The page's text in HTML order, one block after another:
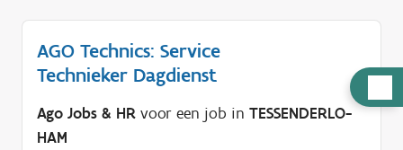
u
AGO Technics: Service
Technieker Dagdienst
Ago Jobs & HR voor een job in TESSENDERLO-
HAM